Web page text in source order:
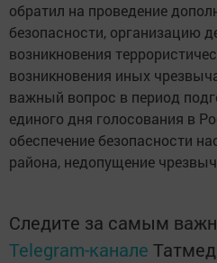
обратил на проведение
безопасности, организацию
возникновения
возникновения иных
важный вопрос в период
единого дня голосования в
обеспечение безопасности
района, недопущение
Следите за самым
Telegram-канале